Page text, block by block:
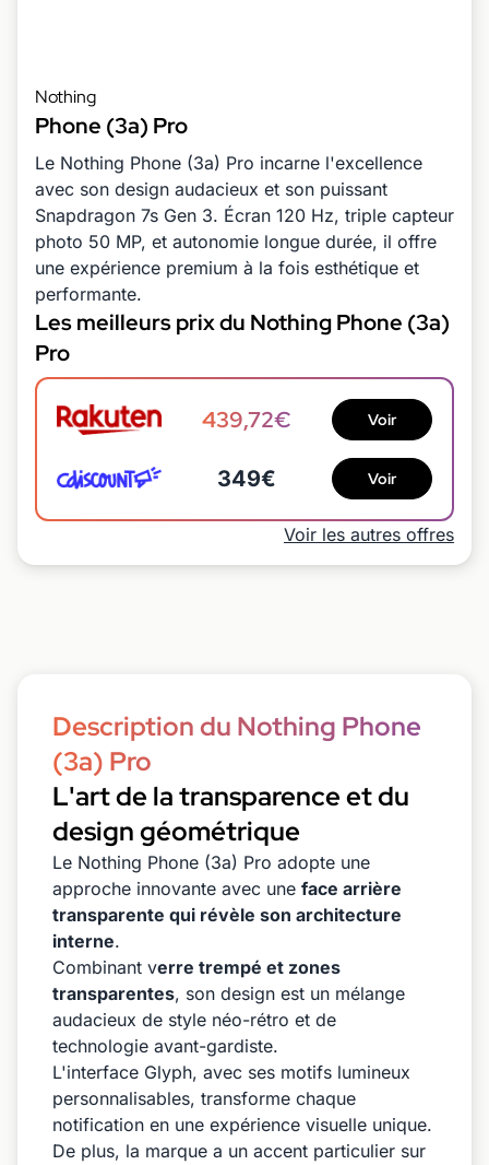
Nothing
Phone (3a) Pro
Le Nothing Phone (3a) Pro incarne l'excellence
avec son design audacieux et son puissant
Snapdragon 7s Gen 3. Écran 120 Hz, triple capteur
photo 50 MP, et autonomie longue durée, il offre
une expérience premium à la fois esthétique et
performante.
Les meilleurs prix du Nothing Phone (3a)
Pro
439,72€ Voir
349€ Voir
Voir les autres offres
Description du Nothing Phone
(3a) Pro
L'art de la transparence et du
design géométrique
Le Nothing Phone (3a) Pro adopte une
approche innovante avec une face arrière
transparente qui révèle son architecture
interne.
Combinant verre trempé et zones
transparentes, son design est un mélange
audacieux de style néo-rétro et de
technologie avant-gardiste.
L'interface Glyph, avec ses motifs lumineux
personnalisables, transforme chaque
notification en une expérience visuelle unique.
De plus, la marque a un accent particulier sur